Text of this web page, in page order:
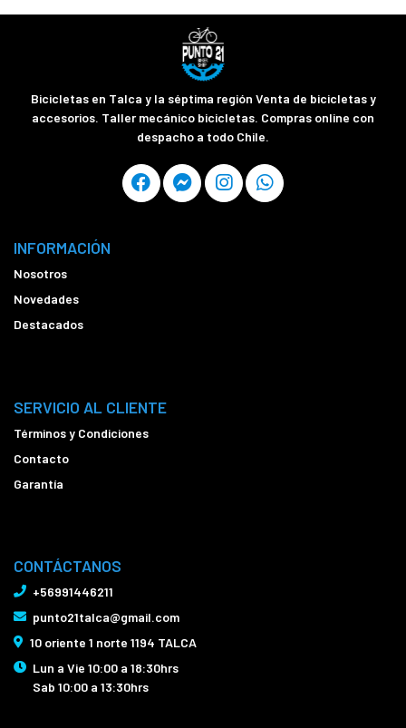
Bicicletas en Talca y la séptima región Venta de bicicletas y
accesorios. Taller mecánico bicicletas. Compras online con
despacho a todo Chile.
INFORMACIÓN
Nosotros
Novedades
Destacados
SERVICIO AL CLIENTE
Términos y Condiciones
Contacto
Garantía
CONTÁCTANOS
+56991446211
punto21talca@gmail.com
10 oriente 1 norte 1194 TALCA
Lun a Vie 10:00 a 18:30hrs
Sab 10:00 a 13:30hrs